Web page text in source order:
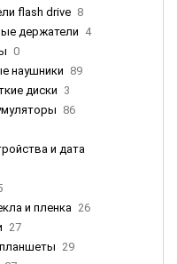
flash drive 8
держатели 4
0
наушники
89
диски 3
86
и дата
и пленка 26
27
29